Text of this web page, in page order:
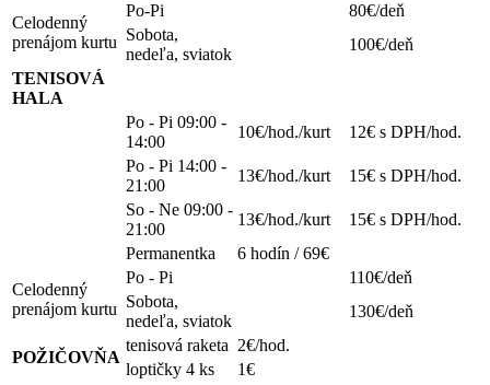
Celodenný
prenájom kurtu
Po-Pi
80€/deň
Sobota,
nedeľa, sviatok
100€/deň
TENISOVÁ
HALA
Po - Pi 09:00 -
14:00
10€/hod./kurt
12€ s DPH/hod.
Po - Pi 14:00 -
21:00
13€/hod./kurt
15€ s DPH/hod.
So - Ne 09:00 -
21:00
13€/hod./kurt
15€ s DPH/hod.
Permanentka
6 hodín / 69€
Celodenný
prenájom kurtu
Po - Pi
110€/deň
Sobota,
nedeľa, sviatok
130€/deň
POŽIČOVŇA
tenisová raketa 2€/hod.
loptičky 4 ks
1€